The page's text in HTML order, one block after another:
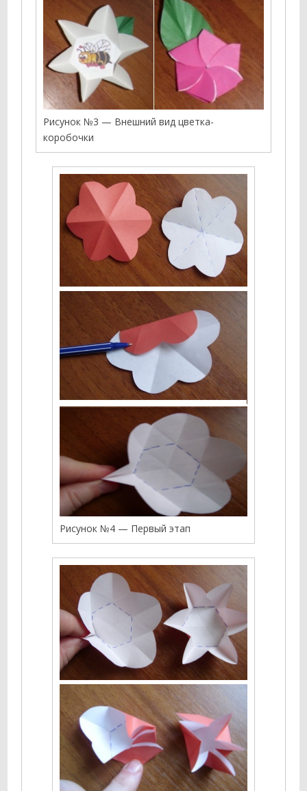
Рисунок №3 — Внешний вид цветка-
коробочки
Рисунок №4 — Первый этап